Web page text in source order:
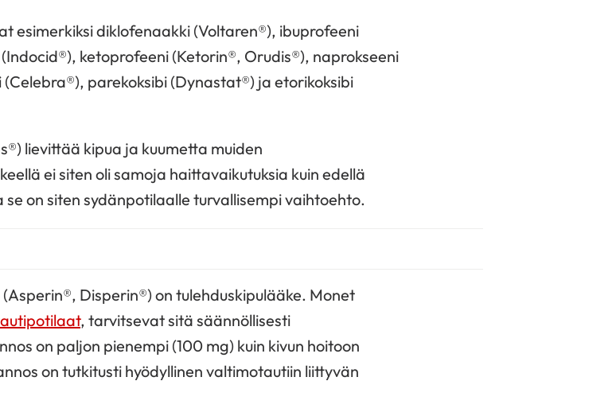
esimerkiksi diklofenaakki (Voltaren®), ibuprofeeni
ketoprofeeni (Ketorin®, Orudis®), naprokseeni
parekoksibi (Dynastat®) ja etorikoksibi
lievittää kipua ja kuumetta muiden
ei siten oli samoja haittavaikutuksia kuin edellä
on siten sydänpotilaalle turvallisempi vaihtoehto.
Disperin®) on tulehduskipulääke. Monet
, tarvitsevat sitä säännöllisesti
on paljon pienempi (100 mg) kuin kivun hoitoon
on tutkitusti hyödyllinen valtimotautiin liittyvän